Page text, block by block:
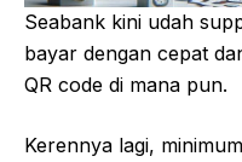
Seabank kini udah
bayar dengan cepat
QR code di mana pun.
Kerennya lagi,